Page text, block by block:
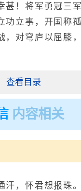
！将军勇冠三
功立事，开国称
对穹庐以屈膝
查看目录
内容相关
汗，怀君想报珠。